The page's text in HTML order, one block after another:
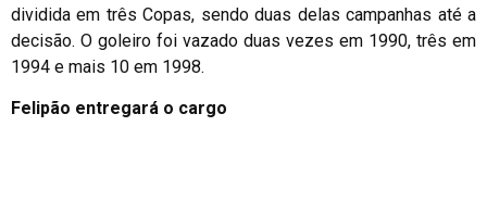
dividida em três Copas, sendo duas delas campanhas até a
decisão. O goleiro foi vazado duas vezes em 1990, três em
1994 e mais 10 em 1998.
Felipão entregará o cargo